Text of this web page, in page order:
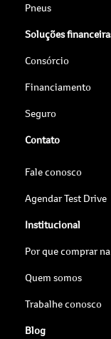
Pneus
Soluções
Consórcio
Financiamento
Seguro
Contato
Fale conosco
Agendar Test Drive
Institucional
Por que comprar
Quem somos
Trabalhe conosco
Blog